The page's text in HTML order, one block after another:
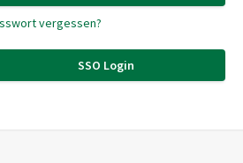
vergessen?
SSO Login